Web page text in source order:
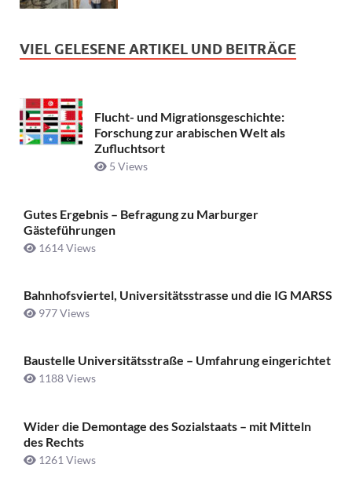
VIEL GELESENE ARTIKEL UND BEITRÄGE
Flucht- und Migrationsgeschichte:
Forschung zur arabischen Welt als
Zufluchtsort
5 Views
Gutes Ergebnis – Befragung zu Marburger
Gästeführungen
1614 Views
Bahnhofsviertel, Universitätsstrasse und die IG MARSS
977 Views
Baustelle Universitätsstraße ­– Umfahrung eingerichtet
1188 Views
Wider die Demontage des Sozialstaats – mit Mitteln
des Rechts
1261 Views